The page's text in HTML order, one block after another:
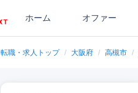
ホーム オファー
転職・求人トップ / 大阪府 / 高槻市 /